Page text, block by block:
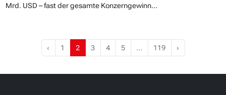
Mrd. USD – fast der gesamte Konzerngewinn...
‹ 1 2 3 4 5 … 119 ›